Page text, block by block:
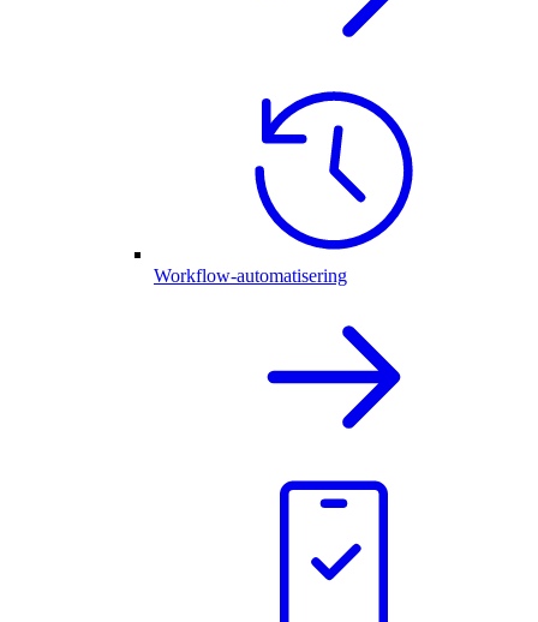
Workflow-automatisering